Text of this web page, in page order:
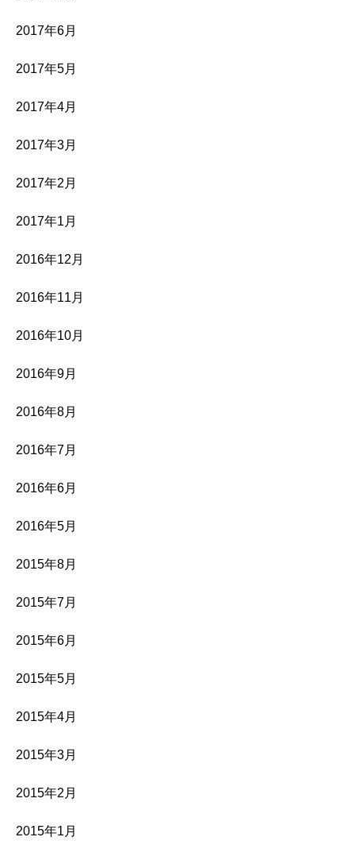
2017年6月
2017年5月
2017年4月
2017年3月
2017年2月
2017年1月
2016年12月
2016年11月
2016年10月
2016年9月
2016年8月
2016年7月
2016年6月
2016年5月
2015年8月
2015年7月
2015年6月
2015年5月
2015年4月
2015年3月
2015年2月
2015年1月